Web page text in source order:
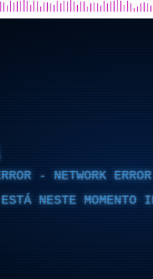
- NETWORK ERROR
NESTE MOMENTO